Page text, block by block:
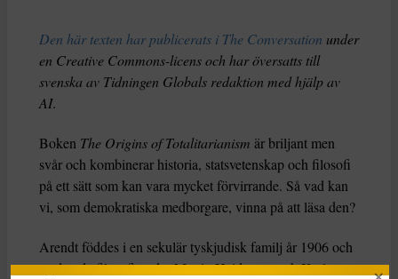
Den här texten har publicerats i The Conversation under
en Creative Commons-licens och har översatts till
svenska av Tidningen Globals redaktion med hjälp av
AI.
Boken The Origins of Totalitarianism är briljant men
svår och kombinerar historia, statsvetenskap och filosofi
på ett sätt som kan vara mycket förvirrande. Så vad kan
vi, som demokratiska medborgare, vinna på att läsa den?
Arendt föddes i en sekulär tyskjudisk familj år 1906 och
studerade filosofi under Martin Heidegger och Karl